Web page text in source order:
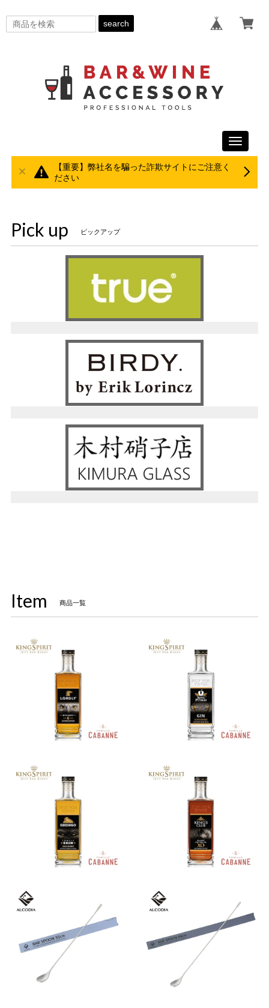
search
Toggle
【重要】弊社名を騙った詐欺サイトにご注意く
ださい
Pick up ピックアップ
Item 商品一覧